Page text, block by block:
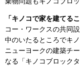
「キノコで家を建てる
コー・ワークスの共同
中のいたるところでキ
ニューヨークの建築チ
なる「キノコブロック